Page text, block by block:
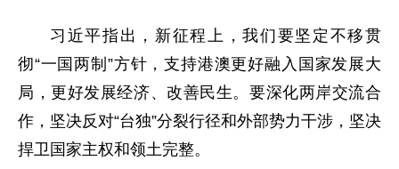
习近平指出，新征程上，我们要坚定不移贯
彻“一国两制”方针，支持港澳更好融入国家发展大
局，更好发展经济、改善民生。要深化两岸交流合
作，坚决反对“台独”分裂行径和外部势力干涉，坚决
捍卫国家主权和领土完整。